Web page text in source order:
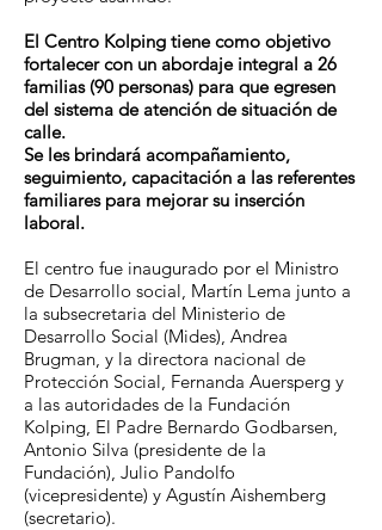
El Centro Kolping tiene como objetivo
fortalecer con un abordaje integral a 26
familias (90 personas) para que egresen
del sistema de atención de situación de
calle.
Se les brindará acompañamiento,
seguimiento, capacitación a las referentes
familiares para mejorar su inserción
laboral.
El centro fue inaugurado por el Ministro
de Desarrollo social, Martín Lema junto a
la subsecretaria del Ministerio de
Desarrollo Social (Mides), Andrea
Brugman, y la directora nacional de
Protección Social, Fernanda Auersperg y
a las autoridades de la Fundación
Kolping, El Padre Bernardo Godbarsen,
Antonio Silva (presidente de la
Fundación), Julio Pandolfo
(vicepresidente) y Agustín Aishemberg
(secretario).